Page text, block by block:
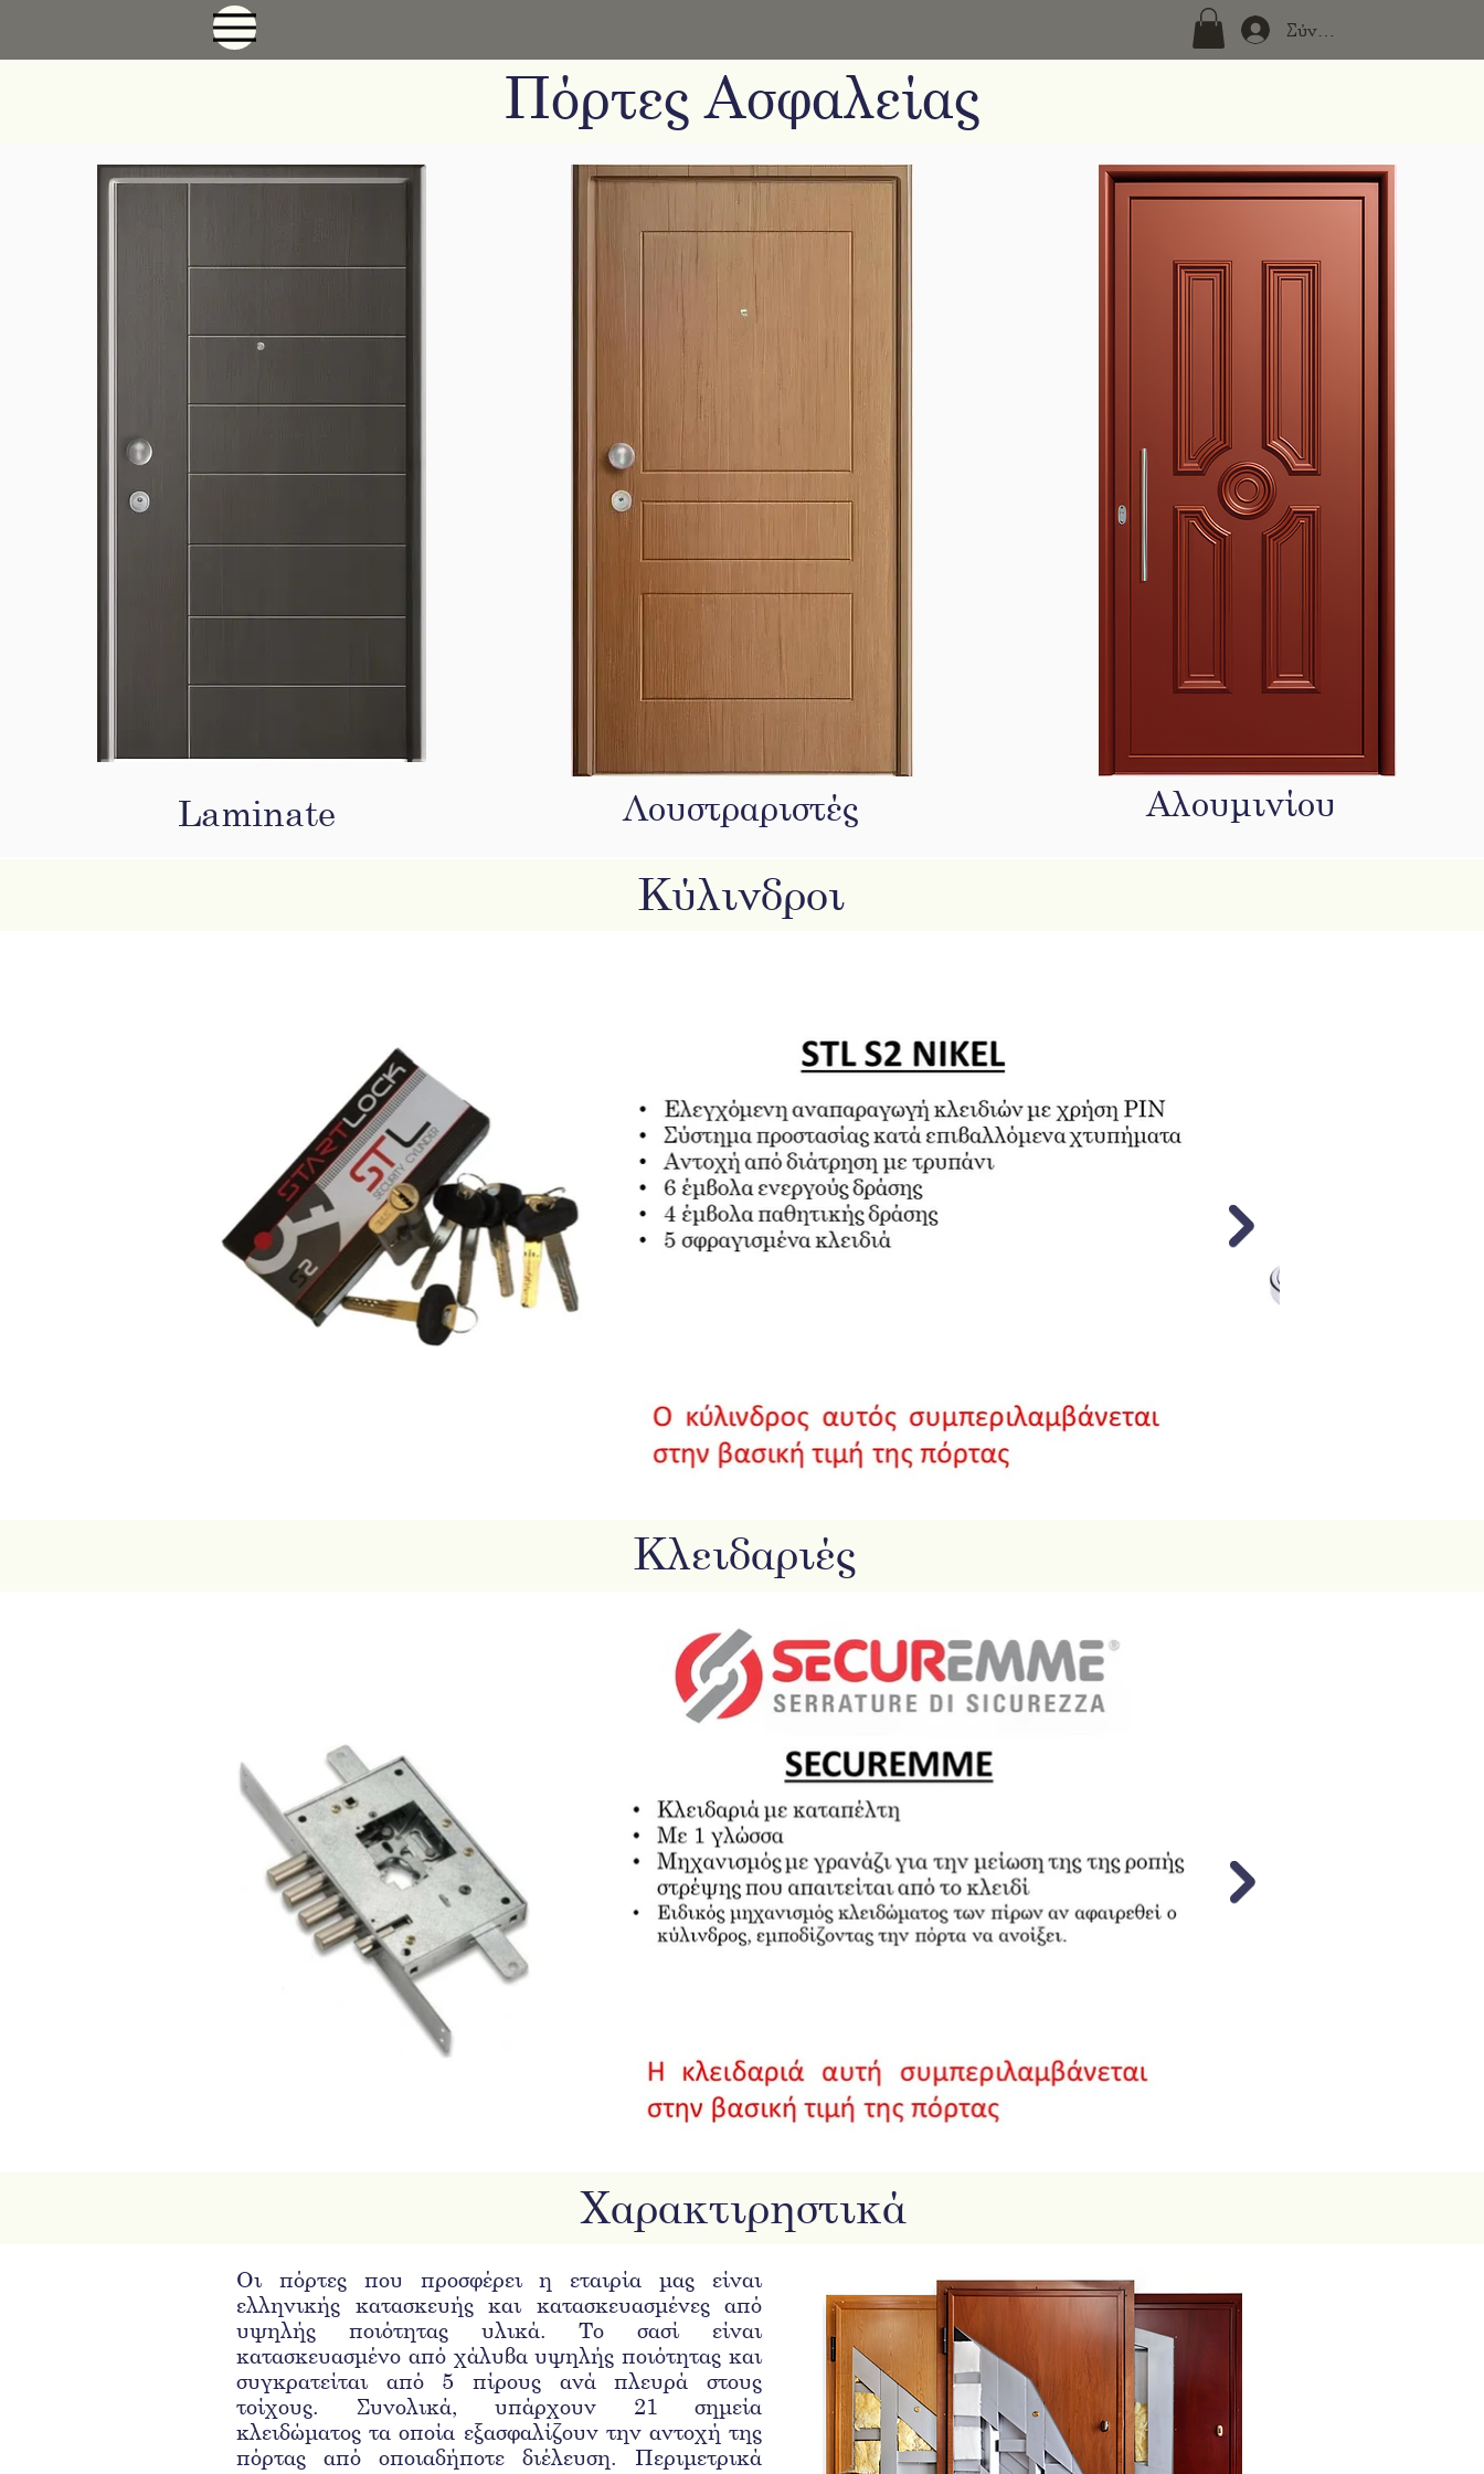
Σύνδεση
Πόρτες Ασφαλείας
Laminate Λουστραριστές Αλουμινίου
Κύλινδροι
Κλειδαριές
Χαρακτιρηστικά
Οι πόρτες που προσφέρει η εταιρία μας είναι
ελληνικής κατασκευής και κατασκευασμένες από
υψηλής ποιότητας υλικά. Το σασί είναι
κατασκευασμένο από χάλυβα υψηλής ποιότητας και
συγκρατείται από 5 πίρους ανά πλευρά στους
τοίχους. Συνολικά, υπάρχουν 21 σημεία
κλειδώματος τα οποία εξασφαλίζουν την αντοχή της
πόρτας από οποιαδήποτε διέλευση. Περιμετρικά